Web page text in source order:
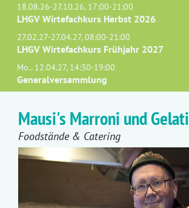
18.08.26-27.10.26, 17:00-21:00
LHGV Wirtefachkurs Herbst 2026
27.02.27-27.04.27, 08:00-21:00
LHGV Wirtefachkurs Frühjahr 2027
Mo.. 12.04.27, 14:30-19:00
Generalversammlung
Mausi's Marroni und Gelati
Foodstände & Catering